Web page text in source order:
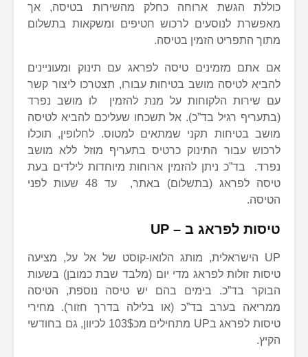
כוללת הגשת ארוחה כחלק מהשירות בטיסה, אך
מאפשרת לנוסעים לרכוש חטיפים ומשקאות בתשלום
מתוך התפריט הזמין בטיסה.
אם אתם מזמינים טיסה לפראג עם תינוק ומעוניינים
להביא לטיסה מושב בטיחות עבורו, תצטרכו ליצור קשר
עם שירות הלקוחות על מנת להזמין לו מושב נפרד
(בתעריף רגיל בד”כ). אל תשכחו שעליכם להביא לטיסה
מושב בטיחות תקני שמתאים למטוס. לחלופין, תוכלו
לרכוש עבור התינוק כרטיס בתעריף מוזל ללא מושב
נפרד. בד”כ ניתן להזמין ארוחות מיוחדות לילדים בעת
טיסה לפראג (בתשלום) באתר, עד 48 שעות לפני
הטיסה.
טיסות לפראג ב – UP
UP הישראלית, מותג הלואו-קוסט של אל על, מציעה
טיסות זולות לפראג מדי יום (מלבד שבת כמובן) בשעות
הבוקר בד”כ. בימים בהם יש טיסה נוספת, הטיסה
ממריאה בערב בד”כ (או בלילה בדרך חזור). מחירי
טיסות לפראג בUP מתחילים מכ103$ לכיוון, גם בחודשי
הקיץ.